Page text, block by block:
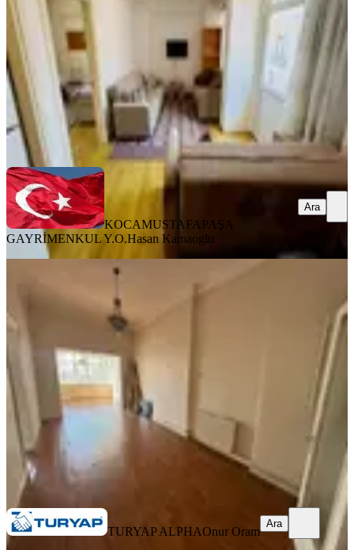
06.08.2026
KOCAMUSTAFAPAŞA GAYRİMENKUL Y.O. Hasan Kamaoglu
Ara
KOCAMUSTAFAPAŞA
GAYRİMENKUL Y.O.Hasan Kamaoglu
Ara
Fatih Haseki' De Cadde Üzeri Ara Kat
Çok Geniş 3+1 Kiralık Daire
Fatih, Aksaray Mahallesi
3+1·
45.000 ₺
TURYAP ALPHAOnur Oram
Ara
TURYAP ALPHAOnur Oram
Ara